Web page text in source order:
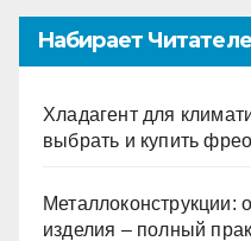
Набирает
Хладагент для
выбрать и купить
Металлоконструкции:
изделия – полный